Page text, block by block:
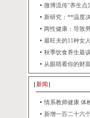
微博流传“养生点
新研究：**温度
两性健康：导致
最旺夫的11种女
秋季饮食养生最
从眼睛看你的财
［新闻 ］
情系教师健康
新增一百二十六